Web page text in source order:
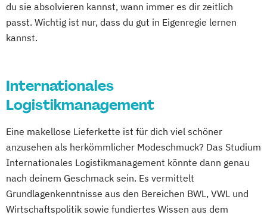
du sie absolvieren kannst, wann immer es dir zeitlich
passt. Wichtig ist nur, dass du gut in Eigenregie lernen
kannst.
Internationales
Logistikmanagement
Eine makellose Lieferkette ist für dich viel schöner
anzusehen als herkömmlicher Modeschmuck? Das Studium
Internationales Logistikmanagement könnte dann genau
nach deinem Geschmack sein. Es vermittelt
Grundlagenkenntnisse aus den Bereichen BWL, VWL und
Wirtschaftspolitik sowie fundiertes Wissen aus dem